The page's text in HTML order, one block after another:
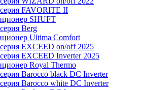
серия FAVORITE II
SHUFT
серия Berg
Ultima Comfort
серия EXCEED on/off 2025
серия EXCEED Inverter 2025
Royal Thermo
серия Barocco black DC Inverter
серия Barocco white DC Inverter